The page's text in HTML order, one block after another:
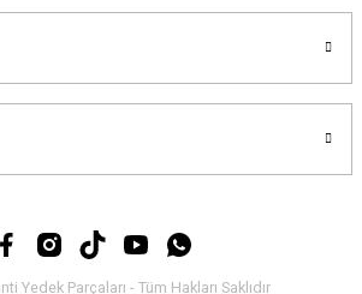
Yedek Parçaları - Tüm Hakları Saklıdır